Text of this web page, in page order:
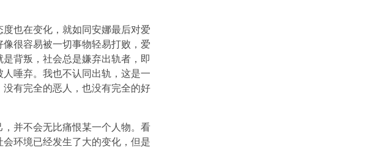
也在变化，就如同安娜最后对爱
很容易被一切事物轻易打败，爱
背叛，社会总是嫌弃出轨者，即
唾弃。我也不认同出轨，这是一
有完全的恶人，也没有完全的好
并不会无比痛恨某一个人物。看
环境已经发生了大的变化，但是